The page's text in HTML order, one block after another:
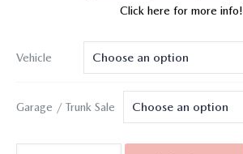
Click here for more info!
Vehicle
Garage / Trunk Sale